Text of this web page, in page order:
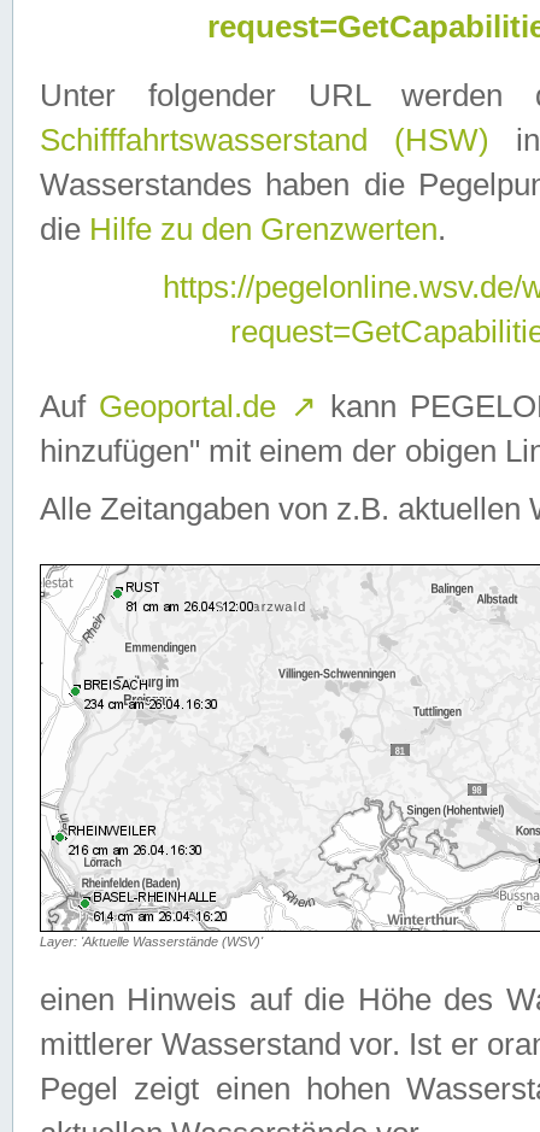
Unter folgender URL
Schifffahrtswasserstand (HSW)
Wasserstandes haben die
die Hilfe zu den Grenzwerten.
https://
Auf Geoportal.de ↗ kann
hinzufügen" mit einem der obigen
Alle Zeitangaben von z.B. aktuellen
Layer: 'Aktuelle Wasserstände (WSV)'
einen Hinweis auf die Höhe des
mittlerer Wasserstand vor. Ist er
Pegel zeigt einen hohen